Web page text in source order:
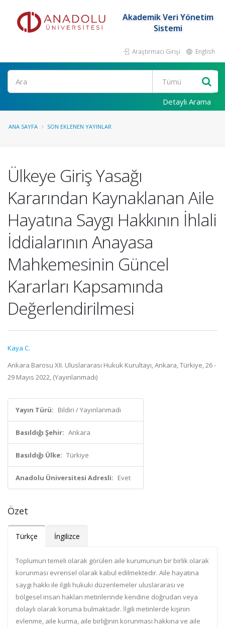
Akademik Veri Yönetim
Sistemi
Araştırmacı Girişi English
Ara
Detaylı Arama
ANA SAYFA SON EKLENEN YAYINLAR
Ülkeye Giriş Yasağı
Kararından Kaynaklanan Aile
Hayatına Saygı Hakkının İhlali
İddialarının Anayasa
Mahkemesinin Güncel
Kararları Kapsamında
Değerlendirilmesi
Kaya C.
Ankara Barosu XII. Uluslararası Hukuk Kurultayı, Ankara, Türkiye, 26 -
29 Mayıs 2022, (Yayınlanmadı)
Yayın Türü: Bildiri / Yayınlanmadı
Basıldığı Şehir: Ankara
Basıldığı Ülke: Türkiye
Anadolu Üniversitesi Adresli: Evet
Özet
Türkçe İngilizce
Toplumun temeli olarak görülen aile kurumunun bir birlik olarak
korunması evrensel olarak kabul edilmektedir. Aile hayatına
saygı hakkı ile ilgili hukuki düzenlemeler uluslararası ve
bölgesel insan hakları metinlerinde kendine doğrudan veya
dolaylı olarak koruma bulmaktadır. İlgili metinlerde kişinin
evlenme, aile kurma, aile birliğinin korunması hakkına ve aile